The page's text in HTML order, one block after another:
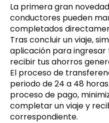
La primera gran
conductores pueden
completados
Tras concluir un viaje,
aplicación para
recibir tus ahorros
El proceso de
periodo de 24 a 48
proceso de pago,
completar un viaje y
correspondiente.